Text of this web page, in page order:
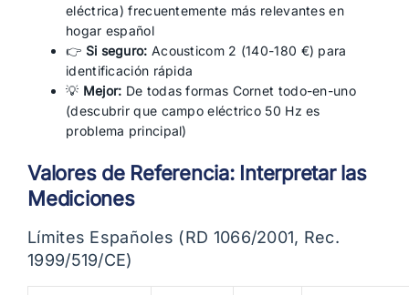
eléctrica) frecuentemente más relevantes en
hogar español
👉 Si seguro: Acousticom 2 (140-180 €) para
identificación rápida
💡 Mejor: De todas formas Cornet todo-en-uno
(descubrir que campo eléctrico 50 Hz es
problema principal)
Valores de Referencia: Interpretar las
Mediciones
Límites Españoles (RD 1066/2001, Rec.
1999/519/CE)